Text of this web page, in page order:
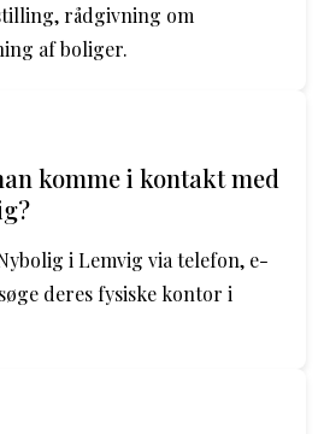
rådgivning om
af boliger.
komme i kontakt med
i Lemvig via telefon, e-
deres fysiske kontor i